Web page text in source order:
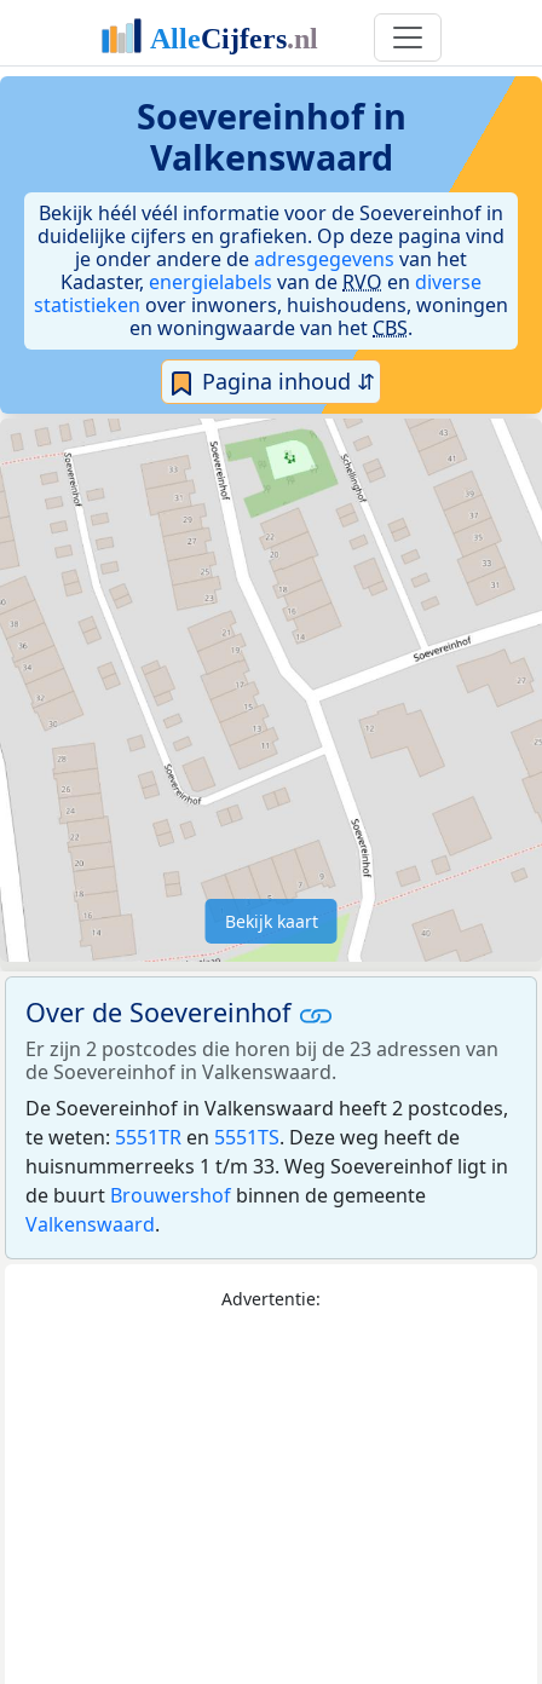
Soevereinhof in
Valkenswaard
Bekijk héél véél informatie voor de Soevereinhof in
duidelijke cijfers en grafieken. Op deze pagina vind
je onder andere deadresgegevens van het
Kadaster, energielabels van de RVO en diverse
statistieken over inwoners, huishoudens, woningen
en woningwaarde van het CBS.
Pagina inhoud ⇵
Bekijk kaart
Over de Soevereinhof
Er zijn 2 postcodes die horen bij de 23 adressen van
de Soevereinhof in Valkenswaard.
De Soevereinhof in Valkenswaard heeft 2 postcodes,
te weten: 5551TR en 5551TS. Deze weg heeft de
huisnummerreeks 1 t/m 33. Weg Soevereinhof ligt in
de buurt Brouwershof binnen de gemeente
Valkenswaard.
Advertentie: